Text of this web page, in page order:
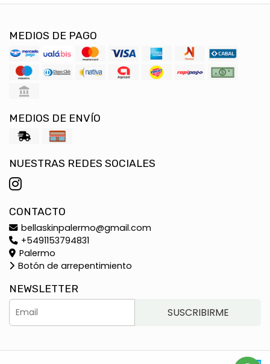
MEDIOS DE PAGO
MEDIOS DE ENVÍO
NUESTRAS REDES SOCIALES
CONTACTO
bellaskinpalermo@gmail.com
+5491153794831
Palermo
Botón de arrepentimiento
NEWSLETTER
SUSCRIBIRME